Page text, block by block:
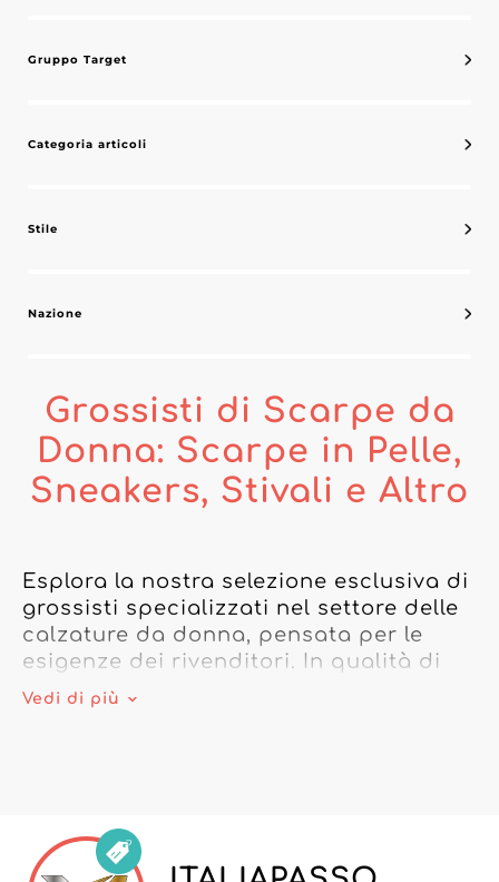
Gruppo Target
Categoria articoli
Stile
Nazione
Grossisti di Scarpe da
Donna: Scarpe in Pelle,
Sneakers, Stivali e Altro
Esplora la nostra selezione esclusiva di
grossisti specializzati nel settore delle
calzature da donna, pensata per le
esigenze dei rivenditori. In qualità di
grossista di scarpe da donna, offriamo
I nostri fornitori di calzature da donna
sono selezionati con rigore per
Vedi di più